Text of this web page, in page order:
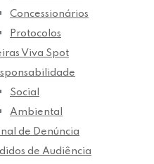
Concessionários
Protocolos
Viva Spot
Social
Ambiental
de Denúncia
de Audiência